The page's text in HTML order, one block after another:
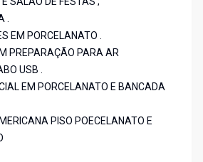
.
EM PORCELANATO .
PREPARAÇÃO PARA AR
USB .
EM PORCELANATO E BANCADA
PISO POECELANATO E